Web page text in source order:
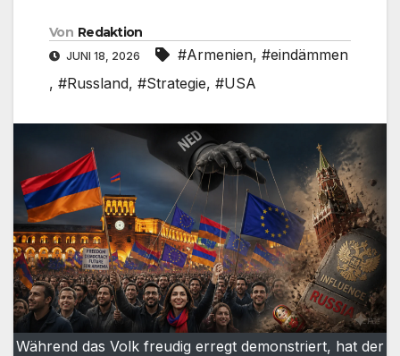
Von Redaktion
JUNI 18, 2026 #Armenien, #eindämmen
, #Russland, #Strategie, #USA
Während das Volk freudig erregt demonstriert, hat der